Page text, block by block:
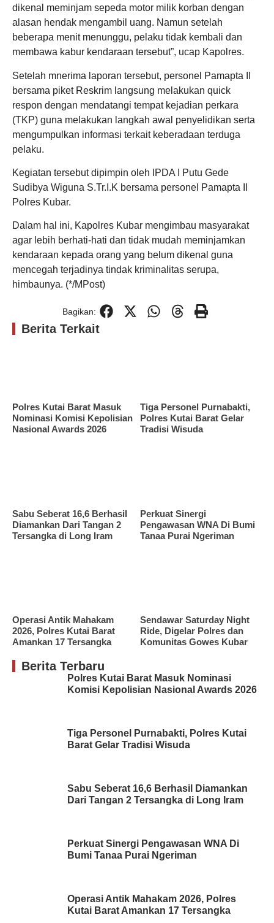
dikenal meminjam sepeda motor milik korban dengan
alasan hendak mengambil uang. Namun setelah
beberapa menit menunggu, pelaku tidak kembali dan
membawa kabur kendaraan tersebut”, ucap Kapolres.
Setelah mnerima laporan tersebut, personel Pamapta II
bersama piket Reskrim langsung melakukan quick
respon dengan mendatangi tempat kejadian perkara
(TKP) guna melakukan langkah awal penyelidikan serta
mengumpulkan informasi terkait keberadaan terduga
pelaku.
Kegiatan tersebut dipimpin oleh IPDA I Putu Gede
Sudibya Wiguna S.Tr.I.K bersama personel Pamapta II
Polres Kubar.
Dalam hal ini, Kapolres Kubar mengimbau masyarakat
agar lebih berhati-hati dan tidak mudah meminjamkan
kendaraan kepada orang yang belum dikenal guna
mencegah terjadinya tindak kriminalitas serupa,
himbaunya. (*/MPost)
Bagikan:
Berita Terkait
Polres Kutai Barat Masuk
Nominasi Komisi Kepolisian
Nasional Awards 2026
Tiga Personel Purnabakti,
Polres Kutai Barat Gelar
Tradisi Wisuda
Sabu Seberat 16,6 Berhasil
Diamankan Dari Tangan 2
Tersangka di Long Iram
Perkuat Sinergi
Pengawasan WNA Di Bumi
Tanaa Purai Ngeriman
Operasi Antik Mahakam
2026, Polres Kutai Barat
Amankan 17 Tersangka
Sendawar Saturday Night
Ride, Digelar Polres dan
Komunitas Gowes Kubar
Berita Terbaru
Polres Kutai Barat Masuk Nominasi
Komisi Kepolisian Nasional Awards 2026
Tiga Personel Purnabakti, Polres Kutai
Barat Gelar Tradisi Wisuda
Sabu Seberat 16,6 Berhasil Diamankan
Dari Tangan 2 Tersangka di Long Iram
Perkuat Sinergi Pengawasan WNA Di
Bumi Tanaa Purai Ngeriman
Operasi Antik Mahakam 2026, Polres
Kutai Barat Amankan 17 Tersangka